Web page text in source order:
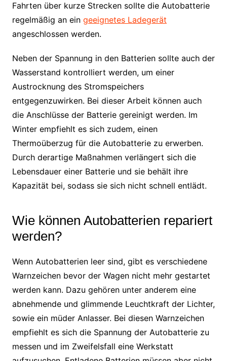
Fahrten über kurze Strecken sollte die Autobatterie
regelmäßig an ein geeignetes Ladegerät
angeschlossen werden.
Neben der Spannung in den Batterien sollte auch der
Wasserstand kontrolliert werden, um einer
Austrocknung des Stromspeichers
entgegenzuwirken. Bei dieser Arbeit können auch
die Anschlüsse der Batterie gereinigt werden. Im
Winter empfiehlt es sich zudem, einen
Thermoüberzug für die Autobatterie zu erwerben.
Durch derartige Maßnahmen verlängert sich die
Lebensdauer einer Batterie und sie behält ihre
Kapazität bei, sodass sie sich nicht schnell entlädt.
Wie können Autobatterien repariert
werden?
Wenn Autobatterien leer sind, gibt es verschiedene
Warnzeichen bevor der Wagen nicht mehr gestartet
werden kann. Dazu gehören unter anderem eine
abnehmende und glimmende Leuchtkraft der Lichter,
sowie ein müder Anlasser. Bei diesen Warnzeichen
empfiehlt es sich die Spannung der Autobatterie zu
messen und im Zweifelsfall eine Werkstatt